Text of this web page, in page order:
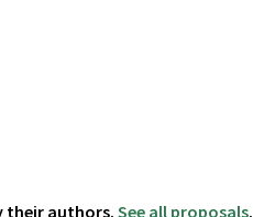
their authors. See all proposals.